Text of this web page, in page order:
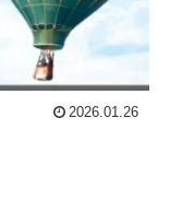
2026.01.26